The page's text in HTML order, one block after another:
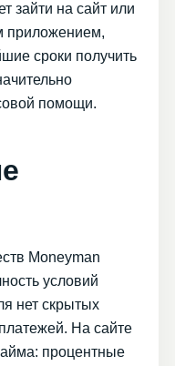
зайти на сайт или
приложением,
сроки получить
помощи.
Moneyman
условий
нет скрытых
На сайте
процентные